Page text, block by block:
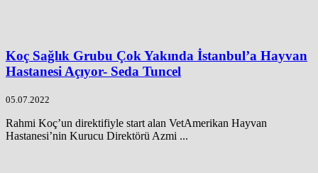
Koç Sağlık Grubu Çok Yakında İstanbul’a Hayvan
Hastanesi Açıyor- Seda Tuncel
05.07.2022
Rahmi Koç’un direktifiyle start alan VetAmerikan Hayvan
Hastanesi’nin Kurucu Direktörü Azmi ...